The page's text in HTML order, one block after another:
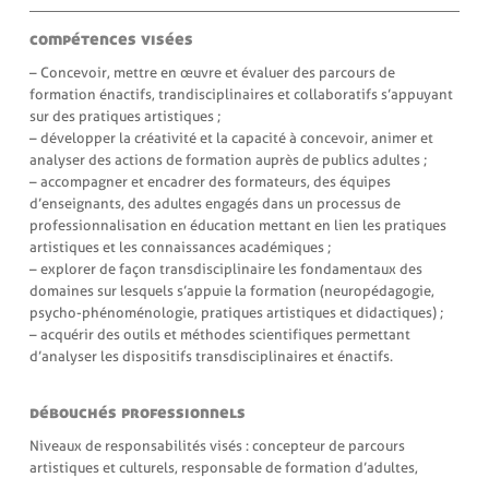
compétences visées
– Concevoir, mettre en œuvre et évaluer des parcours de
formation énactifs, trandisciplinaires et collaboratifs s’appuyant
sur des pratiques artistiques ;
– développer la créativité et la capacité à concevoir, animer et
analyser des actions de formation auprès de publics adultes ;
– accompagner et encadrer des formateurs, des équipes
d’enseignants, des adultes engagés dans un processus de
professionnalisation en éducation mettant en lien les pratiques
artistiques et les connaissances académiques ;
– explorer de façon transdisciplinaire les fondamentaux des
domaines sur lesquels s’appuie la formation (neuropédagogie,
psycho-phénoménologie, pratiques artistiques et didactiques) ;
– acquérir des outils et méthodes scientifiques permettant
d’analyser les dispositifs transdisciplinaires et énactifs.
débouchés professionnels
Niveaux de responsabilités visés : concepteur de parcours
artistiques et culturels, responsable de formation d’adultes,